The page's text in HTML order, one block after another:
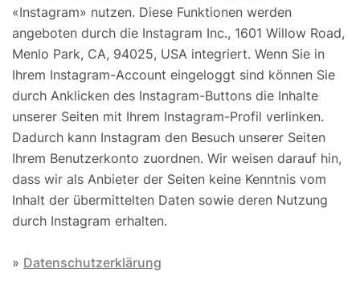
«Instagram» nutzen. Diese Funktionen werden
angeboten durch die Instagram Inc., 1601 Willow Road,
Menlo Park, CA, 94025, USA integriert. Wenn Sie in
Ihrem Instagram-Account eingeloggt sind können Sie
durch Anklicken des Instagram-Buttons die Inhalte
unserer Seiten mit Ihrem Instagram-Profil verlinken.
Dadurch kann Instagram den Besuch unserer Seiten
Ihrem Benutzerkonto zuordnen. Wir weisen darauf hin,
dass wir als Anbieter der Seiten keine Kenntnis vom
Inhalt der übermittelten Daten sowie deren Nutzung
durch Instagram erhalten.
» Datenschutzerklärung